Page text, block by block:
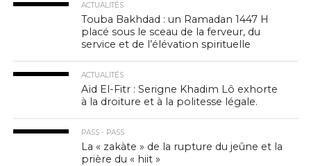
ACTUALITÉS
Touba Bakhdad : un Ramadan 1447 H
placé sous le sceau de la ferveur, du
service et de l’élévation spirituelle
ACTUALITÉS
Aïd El-Fitr : Serigne Khadim Lô exhorte
à la droiture et à la politesse légale.
PASS - PASS
La « zakàte » de la rupture du jeûne et la
prière du « hiit »